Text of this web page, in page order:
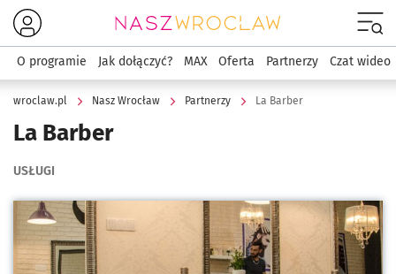
O programie Jak dołączyć? MAX Oferta Partnerzy Czat wideo
wroclaw.pl Nasz Wrocław Partnerzy La Barber
La Barber
USŁUGI
Kliknij, aby powiększyć